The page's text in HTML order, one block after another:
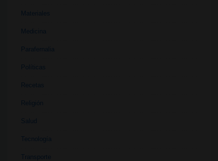
Materiales
Medicina
Parafernalia
Políticas
Recetas
Religión
Salud
Tecnología
Transporte